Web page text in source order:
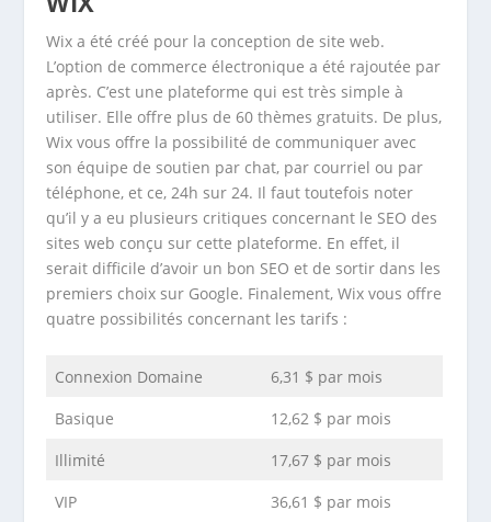
Wix a été créé pour la conception de site web.
L’option de commerce électronique a été rajoutée par
après. C’est une plateforme qui est très simple à
utiliser. Elle offre plus de 60 thèmes gratuits. De plus,
Wix vous offre la possibilité de communiquer avec
son équipe de soutien par chat, par courriel ou par
téléphone, et ce, 24h sur 24. Il faut toutefois noter
qu’il y a eu plusieurs critiques concernant le SEO des
sites web conçu sur cette plateforme. En effet, il
serait difficile d’avoir un bon SEO et de sortir dans les
premiers choix sur Google. Finalement, Wix vous offre
quatre possibilités concernant les tarifs :
Connexion Domaine
6,31 $ par mois
Basique
12,62 $ par mois
Illimité
17,67 $ par mois
VIP
36,61 $ par mois